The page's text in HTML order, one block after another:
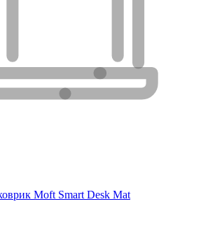
Moft Smart Desk Mat